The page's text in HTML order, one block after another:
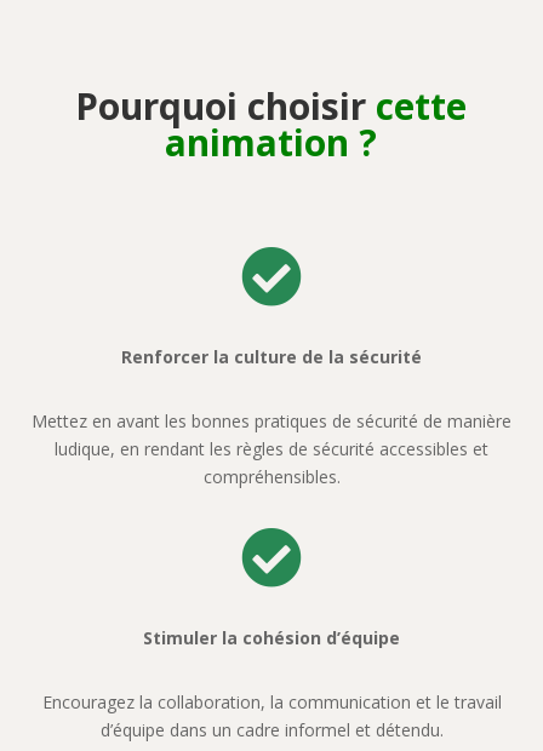
Pourquoi choisir cette
animation ?

Renforcer la culture de la sécurité
Mettez en avant les bonnes pratiques de sécurité de manière
ludique, en rendant les règles de sécurité accessibles et
compréhensibles.

Stimuler la cohésion d’équipe
Encouragez la collaboration, la communication et le travail
d’équipe dans un cadre informel et détendu.